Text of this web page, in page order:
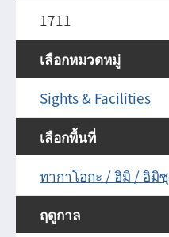
1711
เลือกหมวดหมู่
Sights & Facilities
เลือกพื้นที่
ทากาโอกะ / ฮิมิ / อิมิซุ
ฤดูกาล